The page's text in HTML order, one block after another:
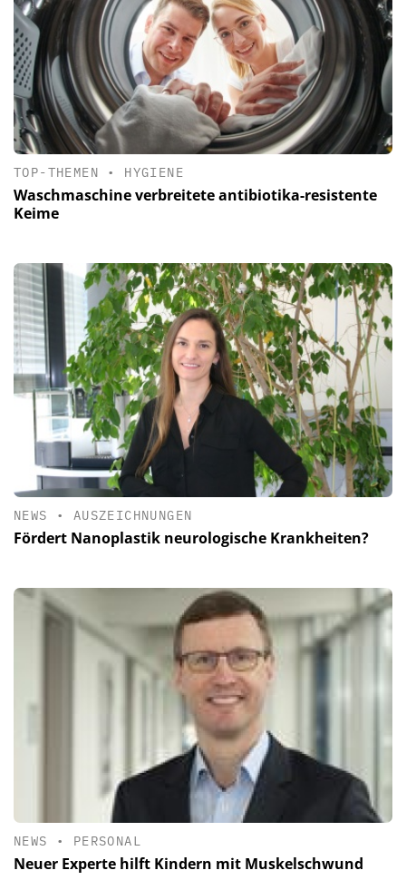
TOP-THEMEN • HYGIENE
Waschmaschine verbreitete antibiotika-resistente
Keime
NEWS • AUSZEICHNUNGEN
Fördert Nanoplastik neurologische Krankheiten?
NEWS • PERSONAL
Neuer Experte hilft Kindern mit Muskelschwund